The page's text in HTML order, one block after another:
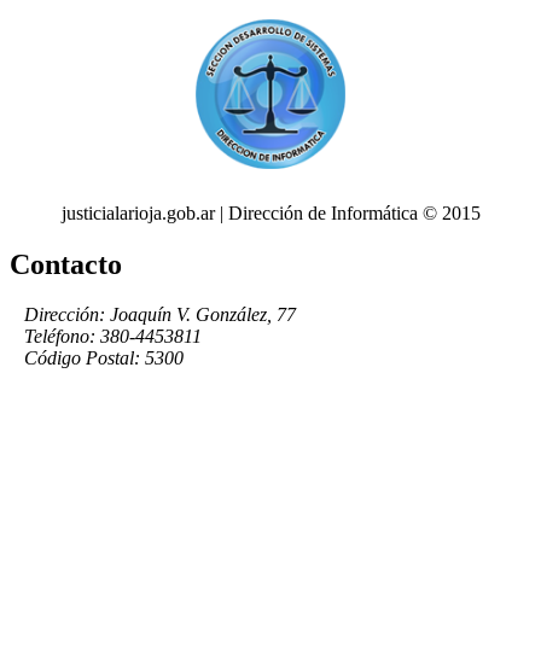
justicialarioja.gob.ar | Dirección de Informática © 2015
Contacto
Dirección: Joaquín V. González, 77
Teléfono: 380-4453811
Código Postal: 5300